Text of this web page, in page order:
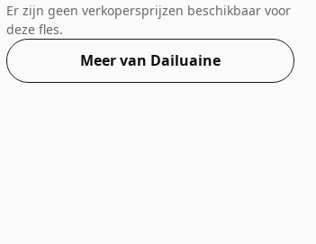
Er zijn geen verkopersprijzen beschikbaar voor
deze fles.
Meer van Dailuaine